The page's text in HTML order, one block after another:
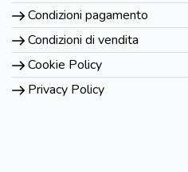
Condizioni pagamento
Condizioni di vendita
Cookie Policy
Privacy Policy